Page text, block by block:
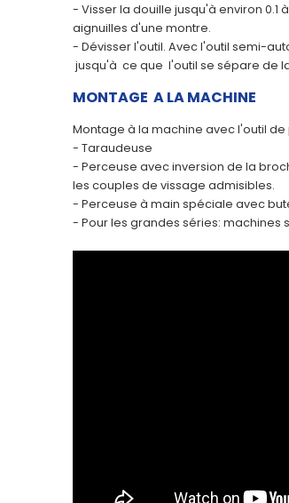
- Visser la douille jusqu'à environ
aignuilles d'une montre.
- Dévisser l'outil. Avec l'outil semi-
jusqu'à ce que l'outil se sépare de
MONTAGE A LA MACHINE
Montage à la machine avec l'outil
- Taraudeuse
- Perceuse avec inversion de la
les couples de vissage admisibles.
- Perceuse à main spéciale avec
- Pour les grandes séries: